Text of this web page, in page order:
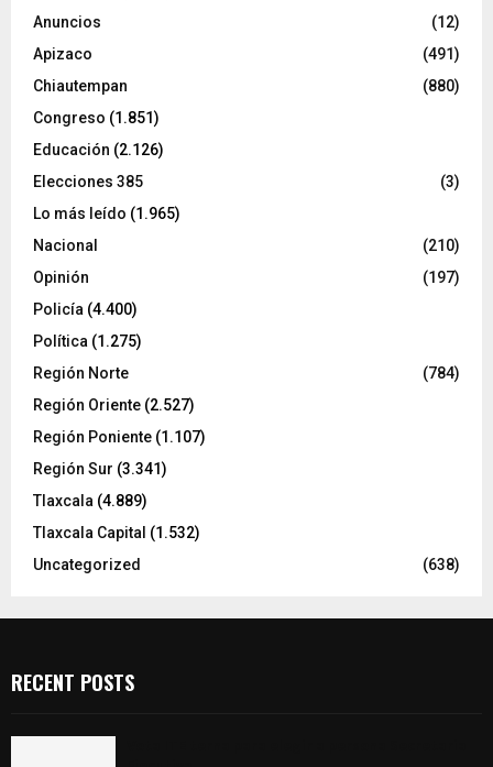
Anuncios
(12)
Apizaco
(491)
Chiautempan
(880)
Congreso (1.851)
Educación (2.126)
Elecciones 385
(3)
Lo más leído (1.965)
Nacional
(210)
Opinión
(197)
Policía (4.400)
Política (1.275)
Región Norte
(784)
Región Oriente (2.527)
Región Poniente (1.107)
Región Sur (3.341)
Tlaxcala (4.889)
Tlaxcala Capital (1.532)
Uncategorized
(638)
RECENT POSTS